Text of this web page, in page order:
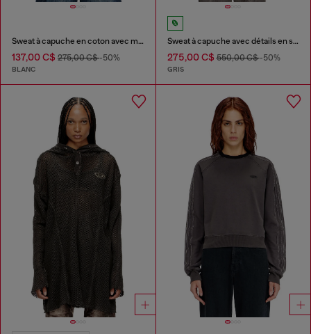
Sweat à capuche en coton avec motif cerise
137,00 C$ 275,00 C$-50%
BLANC
Sweat à capuche avec détails en strass dans le dos
275,00 C$550,00 C$-50%
GRIS